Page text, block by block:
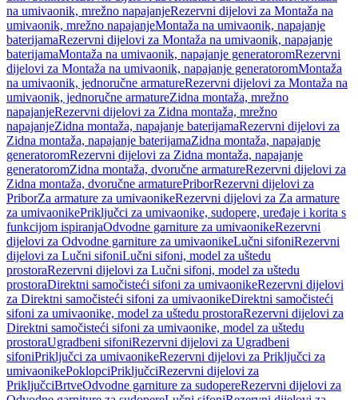
na umivaonik, mrežno napajanjeRezervni dijelovi za Montaža na
umivaonik, mrežno napajanjeMontaža na umivaonik, napajanje
baterijamaRezervni dijelovi za Montaža na umivaonik, napajanje
baterijamaMontaža na umivaonik, napajanje generatoromRezervni
dijelovi za Montaža na umivaonik, napajanje generatoromMontaža
na umivaonik, jednoručne armatureRezervni dijelovi za Montaža na
umivaonik, jednoručne armatureZidna montaža, mrežno
napajanjeRezervni dijelovi za Zidna montaža, mrežno
napajanjeZidna montaža, napajanje baterijamaRezervni dijelovi za
Zidna montaža, napajanje baterijamaZidna montaža, napajanje
generatoromRezervni dijelovi za Zidna montaža, napajanje
generatoromZidna montaža, dvoručne armatureRezervni dijelovi za
Zidna montaža, dvoručne armaturePriborRezervni dijelovi za
PriborZa armature za umivaonikeRezervni dijelovi za Za armature
za umivaonikePriključci za umivaonike, sudopere, uređaje i korita s
funkcijom ispiranjaOdvodne garniture za umivaonikeRezervni
dijelovi za Odvodne garniture za umivaonikeLučni sifoniRezervni
dijelovi za Lučni sifoniLučni sifoni, model za uštedu
prostoraRezervni dijelovi za Lučni sifoni, model za uštedu
prostoraDirektni samočisteći sifoni za umivaonikeRezervni dijelovi
za Direktni samočisteći sifoni za umivaonikeDirektni samočisteći
sifoni za umivaonike, model za uštedu prostoraRezervni dijelovi za
Direktni samočisteći sifoni za umivaonike, model za uštedu
prostoraUgradbeni sifoniRezervni dijelovi za Ugradbeni
sifoniPriključci za umivaonikeRezervni dijelovi za Priključci za
umivaonikePoklopciPriključciRezervni dijelovi za
PriključciBrtveOdvodne garniture za sudopereRezervni dijelovi za